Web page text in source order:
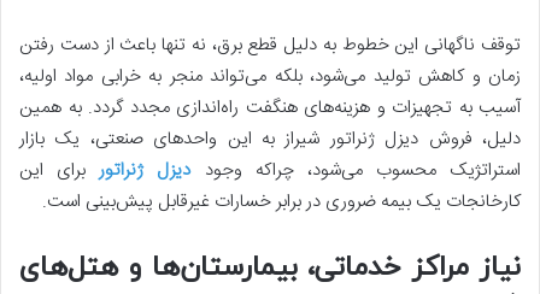
توقف ناگهانی این خطوط به دلیل قطع برق، نه تنها باعث از دست رفتن
زمان و کاهش تولید می‌شود، بلکه می‌تواند منجر به خرابی مواد اولیه،
آسیب به تجهیزات و هزینه‌های هنگفت راه‌اندازی مجدد گردد. به همین
دلیل، فروش دیزل ژنراتور شیراز به این واحدهای صنعتی، یک بازار
استراتژیک محسوب می‌شود، چراکه وجوددیزل ژنراتوربرای این
کارخانجات یک بیمه ضروری در برابر خسارات غیرقابل پیش‌بینی است.
نیاز مراکز خدماتی، بیمارستان‌ها و هتل‌های